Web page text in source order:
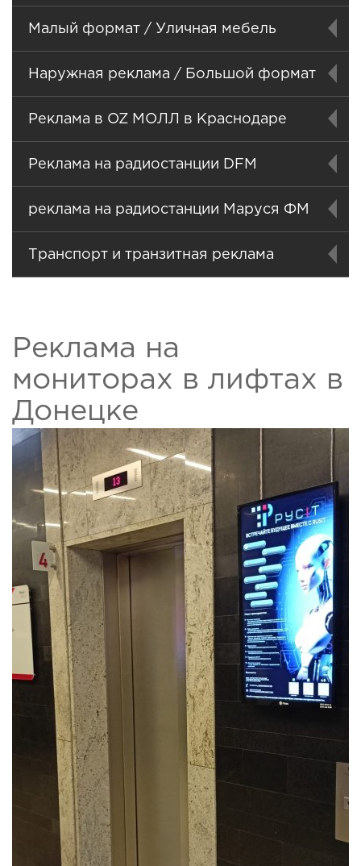
Малый формат / Уличная мебель
Наружная реклама / Большой формат
Реклама в OZ МОЛЛ в Краснодаре
Реклама на радиостанции DFM
реклама на радиостанции Маруся ФМ
Транспорт и транзитная реклама
Реклама на
мониторах в лифтах в
Донецке